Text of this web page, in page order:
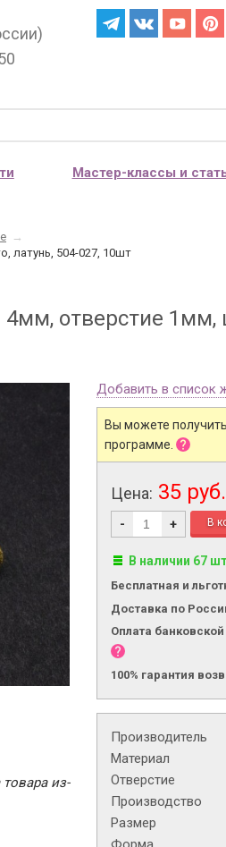
Мастер-классы и
→
латунь, 504-027, 10шт
отверстие 1мм,
из-
Добавить в список
Вы можете получить
программе.
Цена: 35 руб.
- +
В наличии 67
Бесплатная и
Доставка по
Оплата
100% гарантия
Производитель
Материал
Отверстие
Производство
Размер